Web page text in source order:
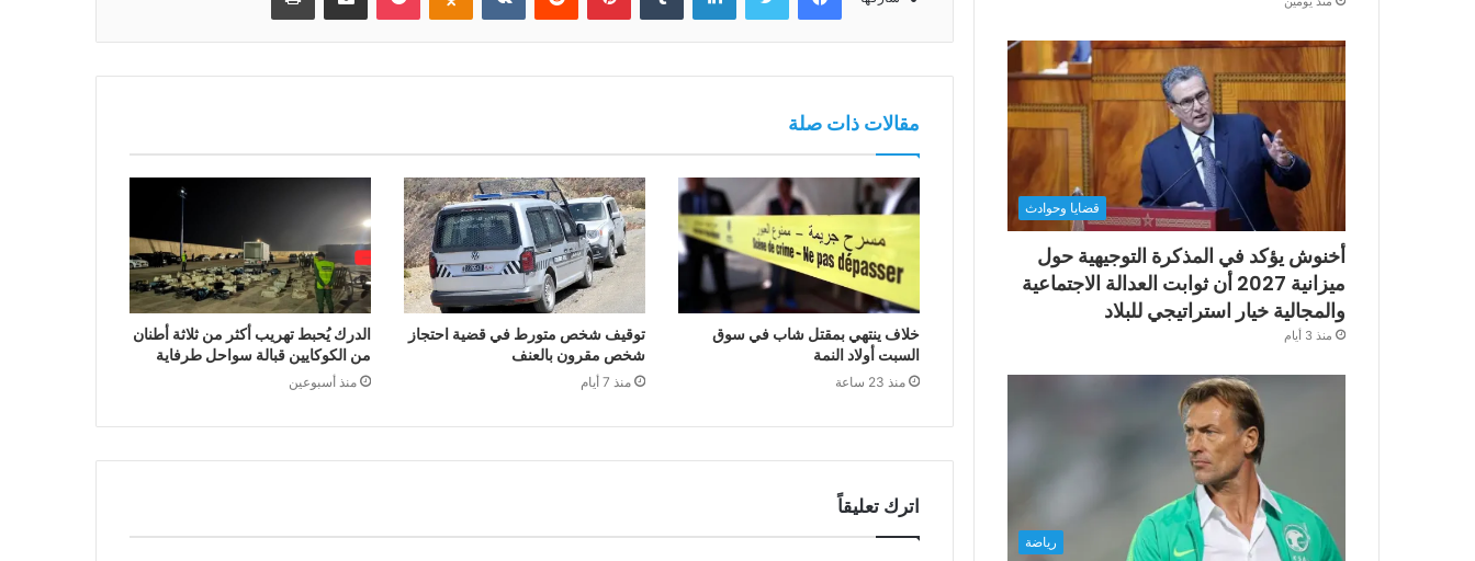
مقالات ذات صلة
خلاف ينتهي بمقتل شاب في سوق
السبت أولاد النمة
منذ 23 ساعة
توقيف شخص متورط في قضية احتجاز
شخص مقرون بالعنف
منذ 7 أيام
الدرك يُحبط تهريب أكثر من ثلاثة أطنان
من الكوكايين قبالة سواحل طرفاية
منذ أسبوعين
اترك تعليقاً
قضايا وحوادث
أخنوش يؤكد في المذكرة التوجيهية حول
ميزانية 2027 أن ثوابت العدالة الاجتماعية
والمجالية خيار استراتيجي للبلاد
منذ 3 أيام
رياضة